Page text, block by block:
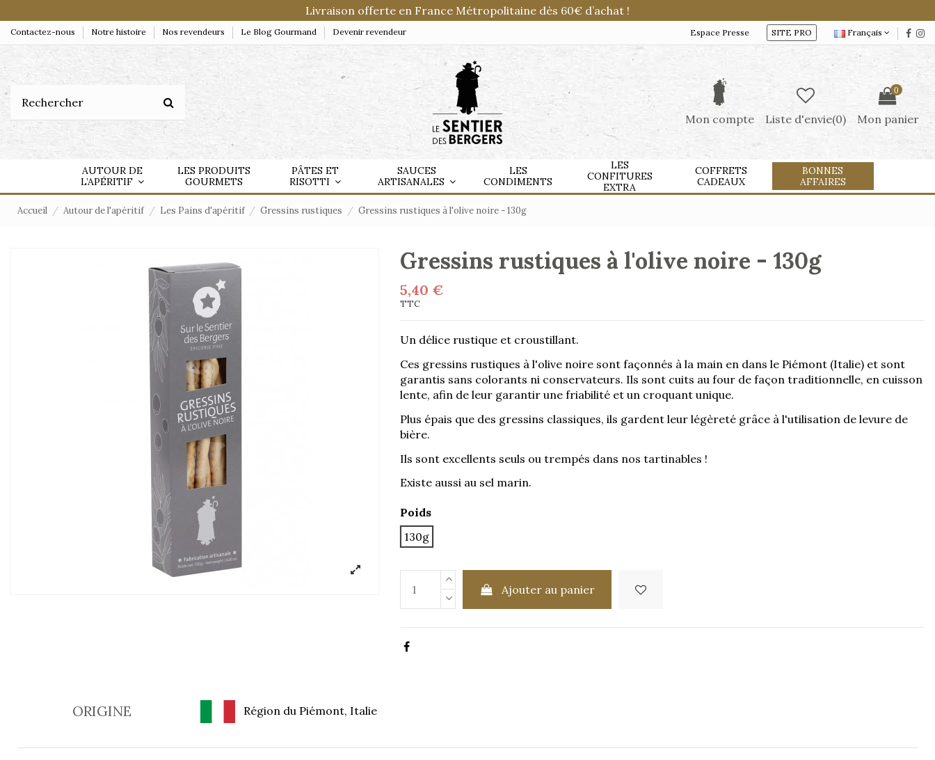
Livraison offerte en France Métropolitaine dès 60€ d’achat !
Contactez-nous Notre histoire Nos revendeurs Le Blog Gourmand Devenir revendeur Espace Presse SITE PRO Français
Mon compte Liste d'envie(0)
0
Mon panier
AUTOUR DE
L’APÉRITIF
LES PRODUITS
GOURMETS
PÂTES ET
RISOTTI
SAUCES
ARTISANALES
LES
CONDIMENTS
LES
CONFITURES
EXTRA
COFFRETS
CADEAUX
BONNES
AFFAIRES
Accueil Autour de l'apéritif Les Pains d'apéritif Gressins rustiques Gressins rustiques à l'olive noire - 130g
Gressins rustiques à l'olive noire - 130g
5,40 €
TTC
Un délice rustique et croustillant.
Ces gressins rustiques à l'olive noire sont façonnés à la main en dans le Piémont (Italie) et sont
garantis sans colorants ni conservateurs. Ils sont cuits au four de façon traditionnelle, en cuisson
lente, afin de leur garantir une friabilité et un croquant unique.
Plus épais que des gressins classiques, ils gardent leur légèreté grâce à l'utilisation de levure de
bière.
Ils sont excellents seuls ou trempés dans nos tartinables !
Existe aussi au sel marin.
Poids
130g
Ajouter au panier
ORIGINE Région du Piémont, Italie